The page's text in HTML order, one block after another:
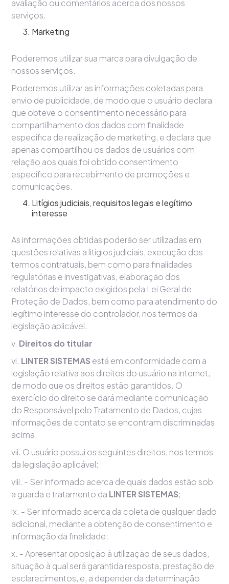
avaliação ou comentários acerca dos nossos
serviços.
Marketing
Poderemos utilizar sua marca para divulgação de
nossos serviços.
Poderemos utilizar as informações coletadas para
envio de publicidade, de modo que o usuário declara
que obteve o consentimento necessário para
compartilhamento dos dados com finalidade
específica de realização de marketing, e declara que
apenas compartilhou os dados de usuários com
relação aos quais foi obtido consentimento
específico para recebimento de promoções e
comunicações.
Litígios judiciais, requisitos legais e legítimo
interesse
As informações obtidas poderão ser utilizadas em
questões relativas a litígios judiciais, execução dos
termos contratuais, bem como para finalidades
regulatórias e investigativas, elaboração dos
relatórios de impacto exigidos pela Lei Geral de
Proteção de Dados, bem como para atendimento do
legítimo interesse do controlador, nos termos da
legislação aplicável.
v. Direitos do titular
vi. LINTER SISTEMAS está em conformidade com a
legislação relativa aos direitos do usuário na internet,
de modo que os direitos estão garantidos. O
exercício do direito se dará mediante comunicação
do Responsável pelo Tratamento de Dados, cujas
informações de contato se encontram discriminadas
acima.
vii. O usuário possui os seguintes direitos, nos termos
da legislação aplicável:
viii. - Ser informado acerca de quais dados estão sob
a guarda e tratamento da LINTER SISTEMAS;
ix. - Ser informado acerca da coleta de qualquer dado
adicional, mediante a obtenção de consentimento e
informação da finalidade;
x. - Apresentar oposição à utilização de seus dados,
situação à qual será garantida resposta, prestação de
esclarecimentos, e, a depender da determinação